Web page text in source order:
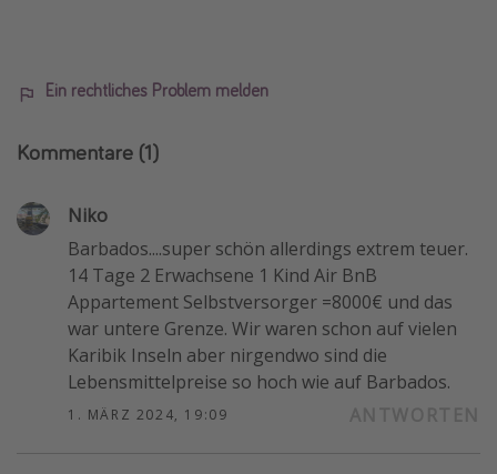
Ein rechtliches Problem melden
Kommentare (1)
Niko
Barbados....super schön allerdings extrem teuer.
14 Tage 2 Erwachsene 1 Kind Air BnB
Appartement Selbstversorger =8000€ und das
war untere Grenze. Wir waren schon auf vielen
Karibik Inseln aber nirgendwo sind die
Lebensmittelpreise so hoch wie auf Barbados.
1. MÄRZ 2024, 19:09